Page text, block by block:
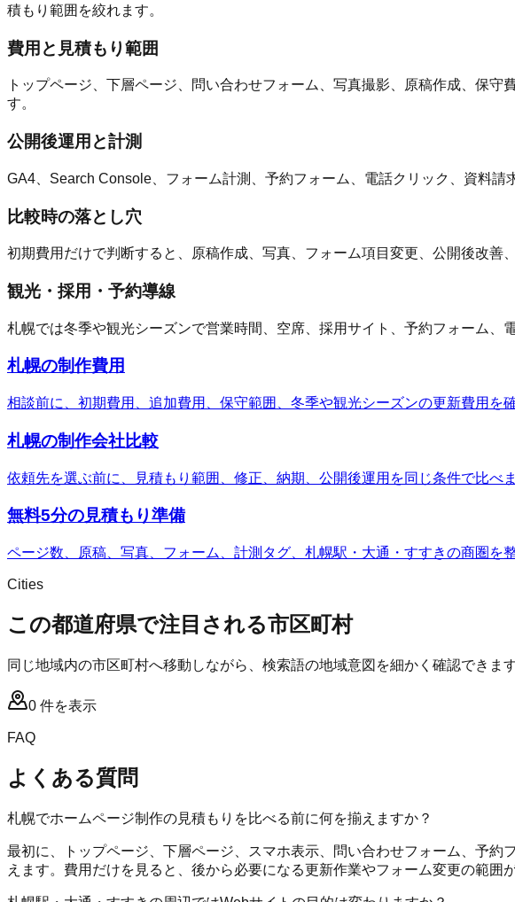
積もり範囲を絞れます。
費用と見積もり範囲
トップページ、下層ページ、問い合わせフォーム、写真撮影、原稿作成、保
す。
公開後運用と計測
GA4、Search Console、フォーム計測、予約フォーム、電話クリック、資料
比較時の落とし穴
初期費用だけで判断すると、原稿作成、写真、フォーム項目変更、公開後改善
観光・採用・予約導線
札幌では冬季や観光シーズンで営業時間、空席、採用サイト、予約フォーム、
札幌の制作費用
相談前に、初期費用、追加費用、保守範囲、冬季や観光シーズンの更新費用を確
札幌の制作会社比較
依頼先を選ぶ前に、見積もり範囲、修正、納期、公開後運用を同じ条件で比べま
無料5分の見積もり準備
ページ数、原稿、写真、フォーム、計測タグ、札幌駅・大通・すすきの商圏を
Cities
この都道府県で注目される市区町村
同じ地域内の市区町村へ移動しながら、検索語の地域意図を細かく確認できます
0 件を表示
FAQ
よくある質問
札幌でホームページ制作の見積もりを比べる前に何を揃えますか？
最初に、トップページ、下層ページ、スマホ表示、問い合わせフォーム、予
えます。費用だけを見ると、後から必要になる更新作業やフォーム変更の範囲